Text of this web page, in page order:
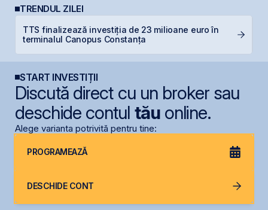
TRENDUL ZILEI
TTS finalizează investiția de 23 milioane euro în
terminalul Canopus Constanța
START INVESTIȚII
Discută direct cu un broker sau
deschide contul tăuonline.
Alege varianta potrivită pentru tine:
PROGRAMEAZĂ
DESCHIDE CONT